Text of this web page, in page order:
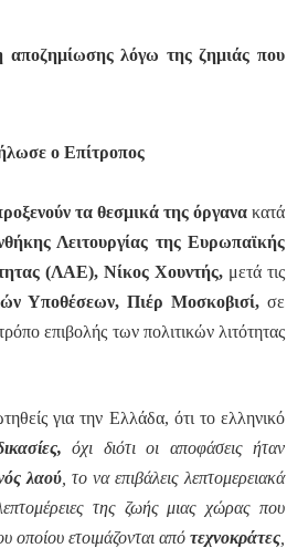
αποζημίωσης λόγω της ζημιάς που
ο Επίτροπος
τα θεσμικά της όργανακατά
Λειτουργίας της Ευρωπαϊκής
(ΛΑΕ), Νίκος Χουντής,μετά τις
Υποθέσεων, Πιέρ Μοσκοβισί,σε
επιβολής των πολιτικών λιτότητας
για την Ελλάδα, ότι το ελληνικό
όχι διότι οι αποφάσεις ήταν
λαού , το να επιβάλεις λεπτομερειακά
της ζωής μιας χώρας που
οποίου ετοιμάζονται απότεχνοκράτες